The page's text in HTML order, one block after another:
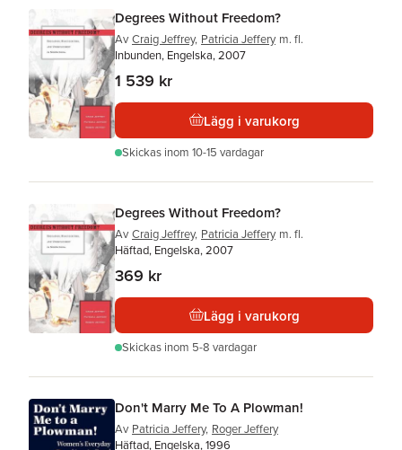
Degrees Without Freedom?
Av Craig Jeffrey, Patricia Jeffery m. fl.
Inbunden, Engelska, 2007
1 539 kr
Lägg i varukorg
Skickas inom 10-15 vardagar
Degrees Without Freedom?
Av Craig Jeffrey, Patricia Jeffery m. fl.
Häftad, Engelska, 2007
369 kr
Lägg i varukorg
Skickas inom 5-8 vardagar
Don't Marry Me To A Plowman!
Av Patricia Jeffery, Roger Jeffery
Häftad, Engelska, 1996